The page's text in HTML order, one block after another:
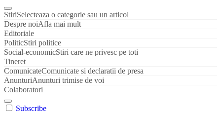
StiriSelecteaza o categorie sau un articol
Despre noiAfla mai mult
Editoriale
PoliticStiri politice
Social-economicStiri care ne privesc pe toti
Tineret
ComunicateComunicate si declaratii de presa
AnunturiAnunturi trimise de voi
Colaboratori
Subscribe